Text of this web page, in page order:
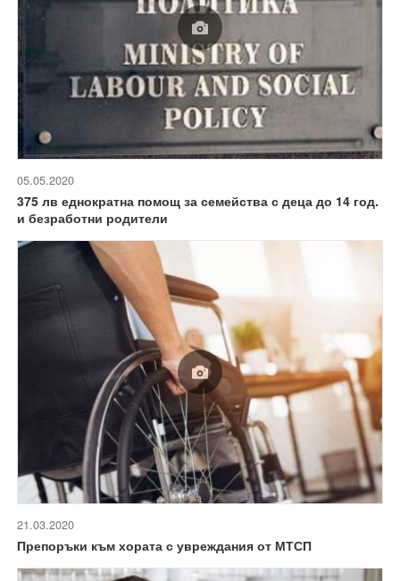
05.05.2020
375 лв еднократна помощ за семейства с деца до 14 год.
и безработни родители
21.03.2020
Препоръки към хората с увреждания от МТСП